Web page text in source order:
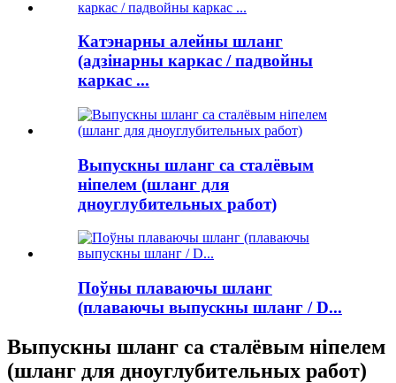
Катэнарны алейны шланг
(адзінарны каркас / падвойны
каркас ...
Выпускны шланг са сталёвым
ніпелем (шланг для
дноуглубительных работ)
Поўны плаваючы шланг
(плаваючы выпускны шланг / D...
Выпускны шланг са сталёвым ніпелем
(шланг для дноуглубительных работ)